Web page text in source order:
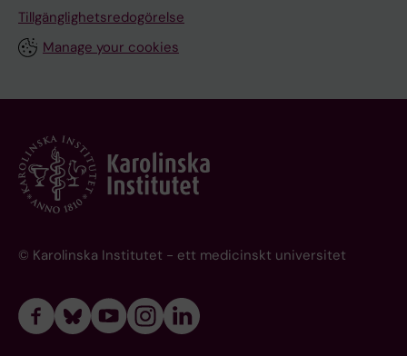
Tillgänglighetsredogörelse
Manage your cookies
© Karolinska Institutet - ett medicinskt universitet